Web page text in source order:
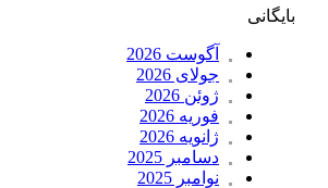
بایگانی
آگوست 2026
جولای 2026
ژوئن 2026
فوریه 2026
ژانویه 2026
دسامبر 2025
نوامبر 2025